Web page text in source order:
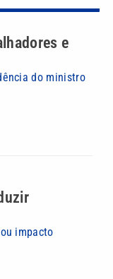
e
do ministro
impacto